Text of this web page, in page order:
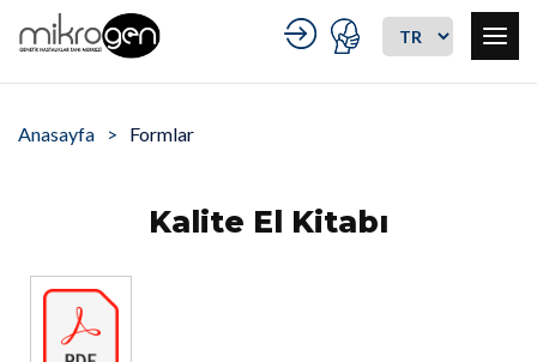
Anasayfa Formlar
Kalite El Kitabı